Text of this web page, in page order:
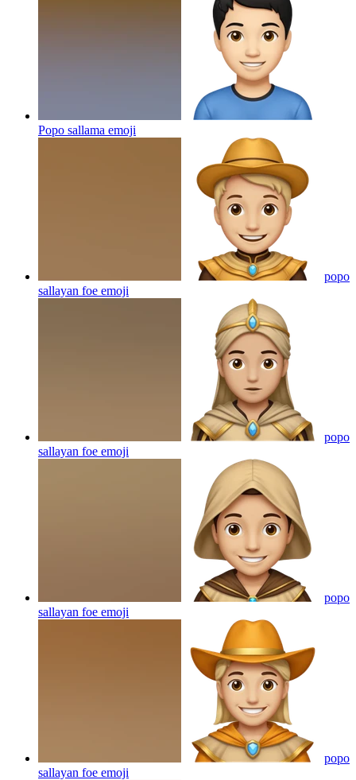
Popo sallama emoji
popo
sallayan foe emoji
popo
sallayan foe emoji
popo
sallayan foe emoji
popo
sallayan foe emoji